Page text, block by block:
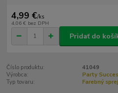
4,99 €/ks
4,06 € bez DPH
Pridať do
Číslo produktu:
41049
Výrobca:
Party
Typ tovaru:
Farebný